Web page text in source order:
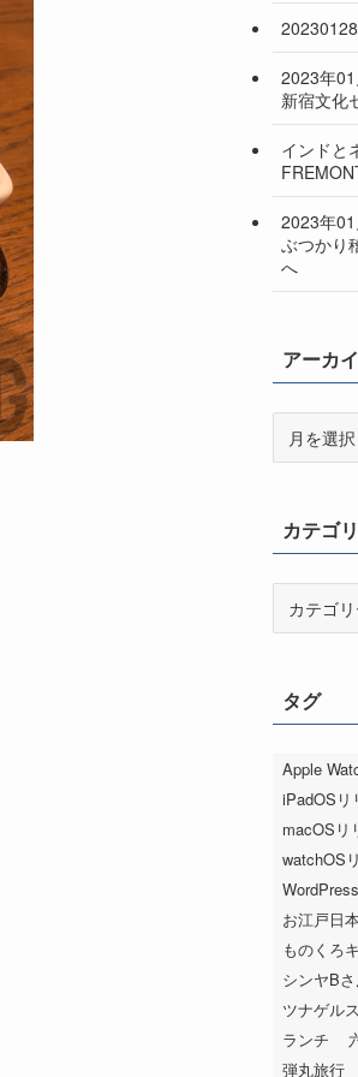
20230128
2023年
新宿文化
インドと
2023年
ぶつかり
へ
アーカ
ブカテゴ
ータグ
Apple
iPadOSリ
macOSリ
watchOS
お江戸日
ものくろ
シンヤB
ツナゲル
ランチ
弾丸旅行